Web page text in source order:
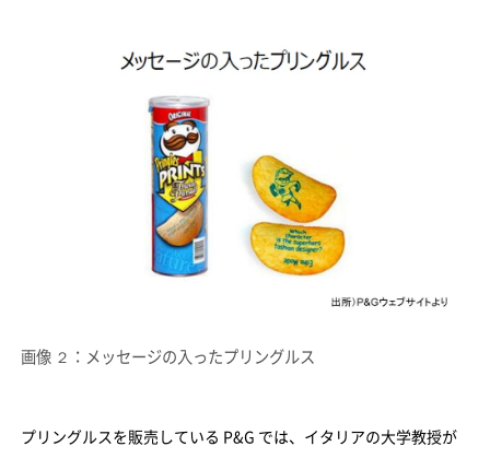
画像 ２：メッセージの入ったプリングルス
プリングルスを販売している P&G では、イタリアの大学教授が